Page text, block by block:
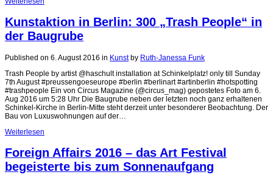
Kunstaktion in Berlin: 300 „Trash People“ in
der Baugrube
Published on 6. August 2016 in Kunst by Ruth-Janessa Funk
Trash People by artist @haschult installation at Schinkelplatz! only till Sunday
7th August #preussengoeseurope #berlin #berlinart #artinberlin #hotspotting
#trashpeople Ein von Circus Magazine (@circus_mag) gepostetes Foto am 6.
Aug 2016 um 5:28 Uhr Die Baugrube neben der letzten noch ganz erhaltenen
Schinkel-Kirche in Berlin-Mitte steht derzeit unter besonderer Beobachtung. Der
Bau von Luxuswohnungen auf der…
Weiterlesen
Foreign Affairs 2016 – das Art Festival
begeisterte bis zum Sonnenaufgang